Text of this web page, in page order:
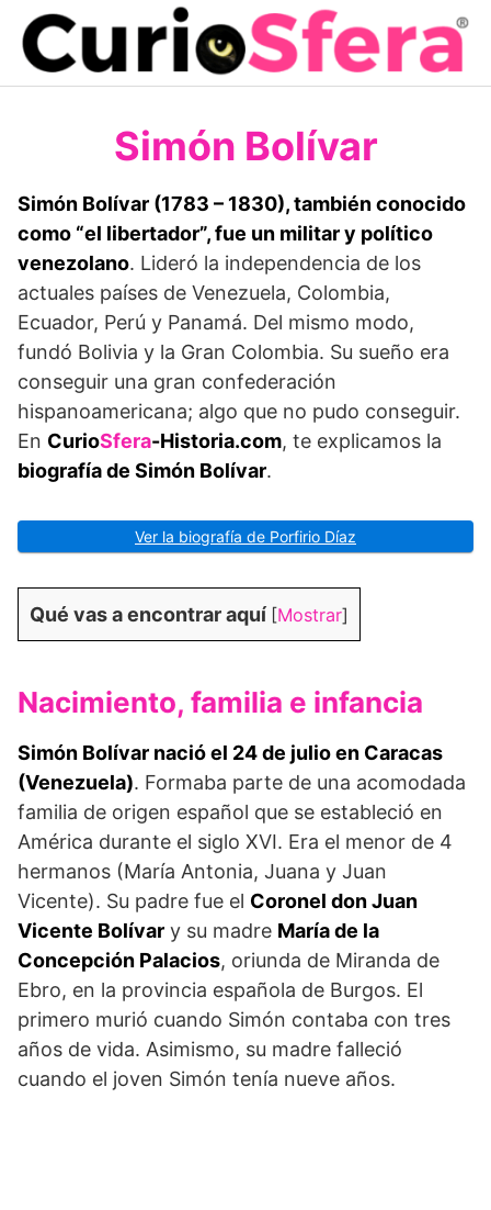
Saltar
contenido
Simón Bolívar
Simón Bolívar (1783 – 1830), también conocido
como “el libertador”, fue un militar y político
venezolano. Lideró la independencia de los
actuales países de Venezuela, Colombia,
Ecuador, Perú y Panamá. Del mismo modo,
fundó Bolivia y la Gran Colombia. Su sueño era
conseguir una gran confederación
hispanoamericana; algo que no pudo conseguir.
En CurioSfera-Historia.com, te explicamos la
biografía de Simón Bolívar.
Ver la biografía de Porfirio Díaz
Qué vas a encontrar aquí [Mostrar]
Nacimiento, familia e infancia
Simón Bolívar nació el 24 de julio en Caracas
(Venezuela). Formaba parte de una acomodada
familia de origen español que se estableció en
América durante el siglo XVI. Era el menor de 4
hermanos (María Antonia, Juana y Juan
Vicente). Su padre fue el Coronel don Juan
Vicente Bolívar y su madre María de la
Concepción Palacios, oriunda de Miranda de
Ebro, en la provincia española de Burgos. El
primero murió cuando Simón contaba con tres
años de vida. Asimismo, su madre falleció
cuando el joven Simón tenía nueve años.